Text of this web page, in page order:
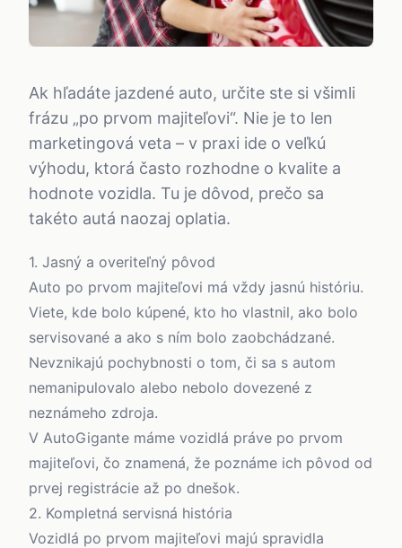
Ak hľadáte jazdené auto, určite ste si všimli
frázu „po prvom majiteľovi“. Nie je to len
marketingová veta – v praxi ide o veľkú
výhodu, ktorá často rozhodne o kvalite a
hodnote vozidla. Tu je dôvod, prečo sa
takéto autá naozaj oplatia.
1. Jasný a overiteľný pôvod
Auto po prvom majiteľovi má vždy jasnú históriu.
Viete, kde bolo kúpené, kto ho vlastnil, ako bolo
servisované a ako s ním bolo zaobchádzané.
Nevznikajú pochybnosti o tom, či sa s autom
nemanipulovalo alebo nebolo dovezené z
neznámeho zdroja.
V AutoGigante máme vozidlá práve po prvom
majiteľovi, čo znamená, že poznáme ich pôvod od
prvej registrácie až po dnešok.
2. Kompletná servisná história
Vozidlá po prvom majiteľovi majú spravidla